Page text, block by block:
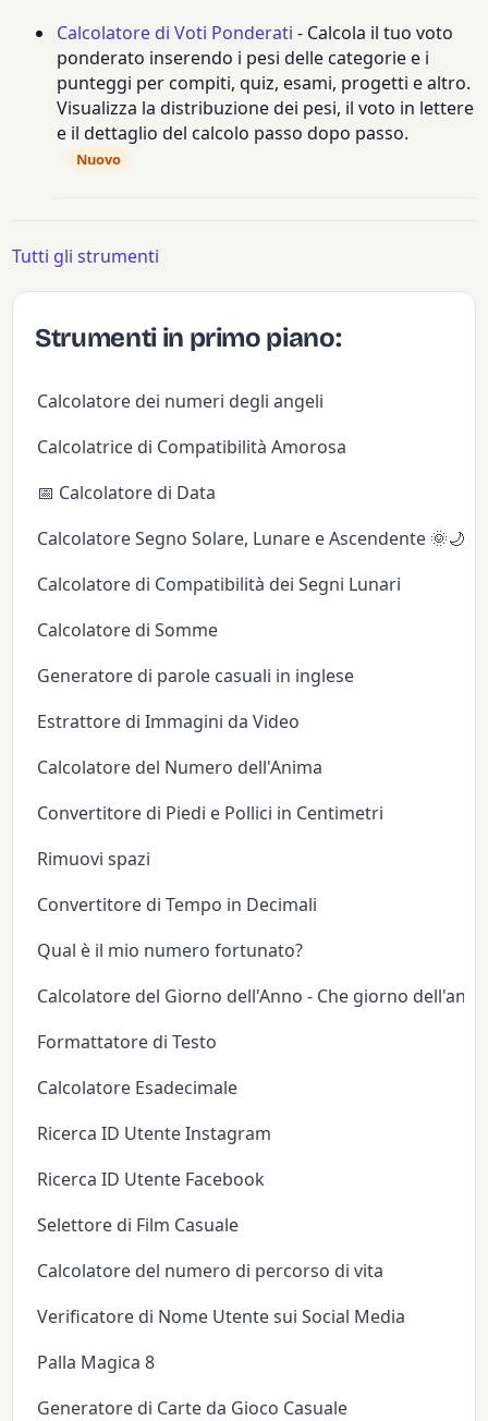
Calcolatore di Voti Ponderati - Calcola il tuo voto
ponderato inserendo i pesi delle categorie e i
punteggi per compiti, quiz, esami, progetti e altro.
Visualizza la distribuzione dei pesi, il voto in lettere
e il dettaglio del calcolo passo dopo passo.
Nuovo
Tutti gli strumenti
Strumenti in primo piano:
Calcolatore dei numeri degli angeli
Calcolatrice di Compatibilità Amorosa
📅 Calcolatore di Data
Calcolatore Segno Solare, Lunare e Ascendente 🌞🌙✨
Calcolatore di Compatibilità dei Segni Lunari
Calcolatore di Somme
Generatore di parole casuali in inglese
Estrattore di Immagini da Video
Calcolatore del Numero dell'Anima
Convertitore di Piedi e Pollici in Centimetri
Rimuovi spazi
Convertitore di Tempo in Decimali
Qual è il mio numero fortunato?
Calcolatore del Giorno dell'Anno - Che giorno
Formattatore di Testo
Calcolatore Esadecimale
Ricerca ID Utente Instagram
Ricerca ID Utente Facebook
Selettore di Film Casuale
Calcolatore del numero di percorso di vita
Verificatore di Nome Utente sui Social Media
Palla Magica 8
Generatore di Carte da Gioco Casuale